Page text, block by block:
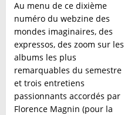
Au menu de ce dixième
numéro du webzine des
mondes imaginaires, des
expressos, des zoom sur les
albums les plus
remarquables du semestre
et trois entretiens
passionnants accordés par
Florence Magnin (pour la